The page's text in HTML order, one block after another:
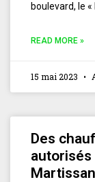
boulevard, le
READ MORE »
15 mai 2023
Des
autorisés